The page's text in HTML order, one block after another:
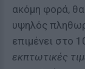
ακόμη φορά,
υψηλός
επιμένει στο
εκπτωτικές